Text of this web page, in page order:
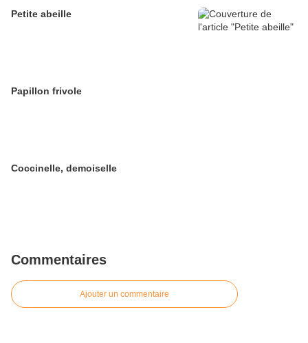
Petite abeille
Papillon frivole
Coccinelle, demoiselle
Commentaires
Ajouter un commentaire